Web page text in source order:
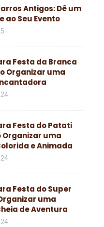
Antigos: Dê um
ao Seu Evento
Festa da Branca
Organizar uma
Festa do Patati
Organizar uma
e Animada
Festa do Super
uma
de Aventura